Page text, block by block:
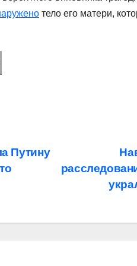
тело его матери,
Путину